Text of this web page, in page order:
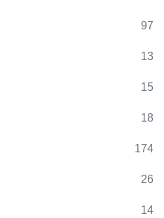
97
13
15
18
174
26
14